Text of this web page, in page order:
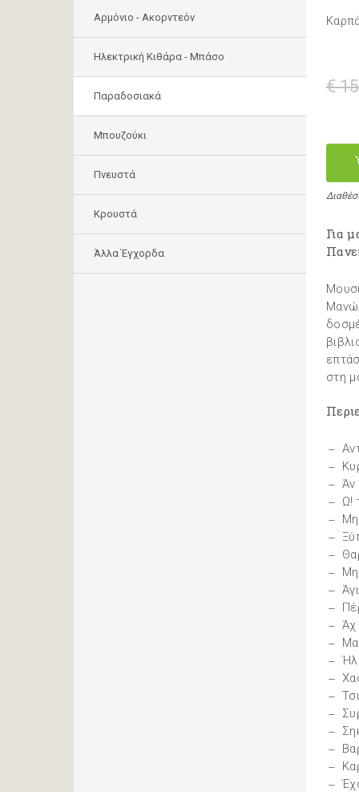
Αρμόνιο - Ακορντεόν
Ηλεκτρική Κιθάρα - Μπάσο
Παραδοσιακά
Μπουζούκι
Πνευστά
Κρουστά
Άλλα Έγχορδα
€
Για
στη
Άν
Ω!
Άχ